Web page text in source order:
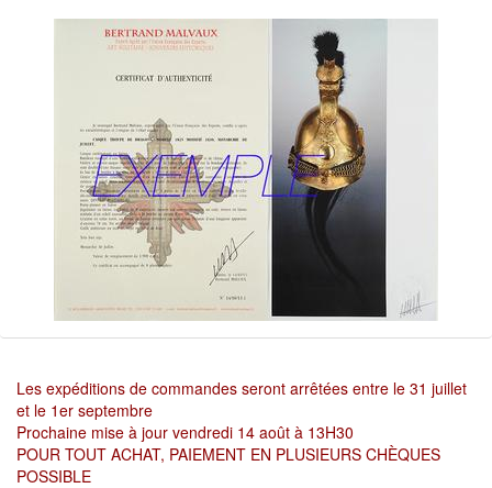
Les expéditions de commandes seront arrêtées entre le 31 juillet
et le 1er septembre
Prochaine mise à jour vendredi 14 août à 13H30
POUR TOUT ACHAT, PAIEMENT EN PLUSIEURS CHÈQUES
POSSIBLE